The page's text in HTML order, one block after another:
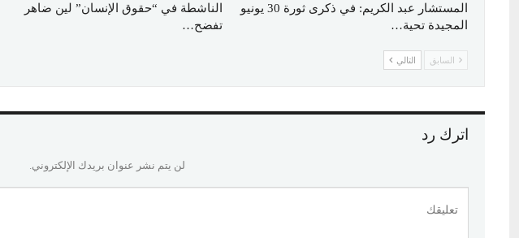
المستشار عبد الكريم: في ذكرى ثورة 30 يونيو
المجيدة تحية…
الناشطة في “حقوق الإنسان” لين ضاهر
تفضح…
السابق التالي
اترك رد
لن يتم نشر عنوان بريدك الإلكتروني.